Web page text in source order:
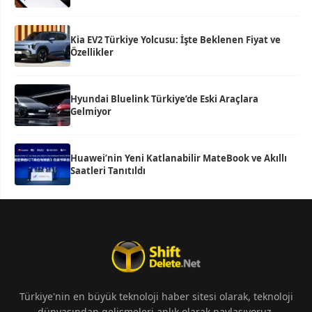
Kia EV2 Türkiye Yolcusu: İşte Beklenen Fiyat ve
Özellikler
Hyundai Bluelink Türkiye’de Eski Araçlara
Gelmiyor
Huawei’nin Yeni Katlanabilir MateBook ve Akıllı
Saatleri Tanıtıldı
Türkiye'nin en büyük teknoloji haber sitesi olarak, teknoloji